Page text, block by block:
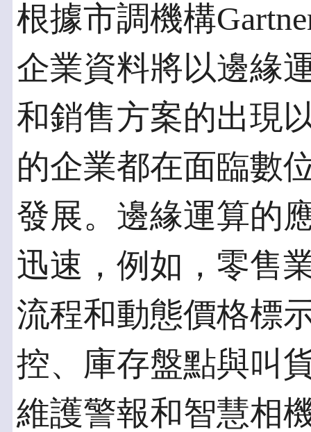
根據市調機構
企業資料將以邊緣
和銷售方案的出現
的企業都在面臨數
發展。邊緣運算的
迅速，例如，零售
流程和動態價格標
控、庫存盤點與叫
維護警報和智慧相